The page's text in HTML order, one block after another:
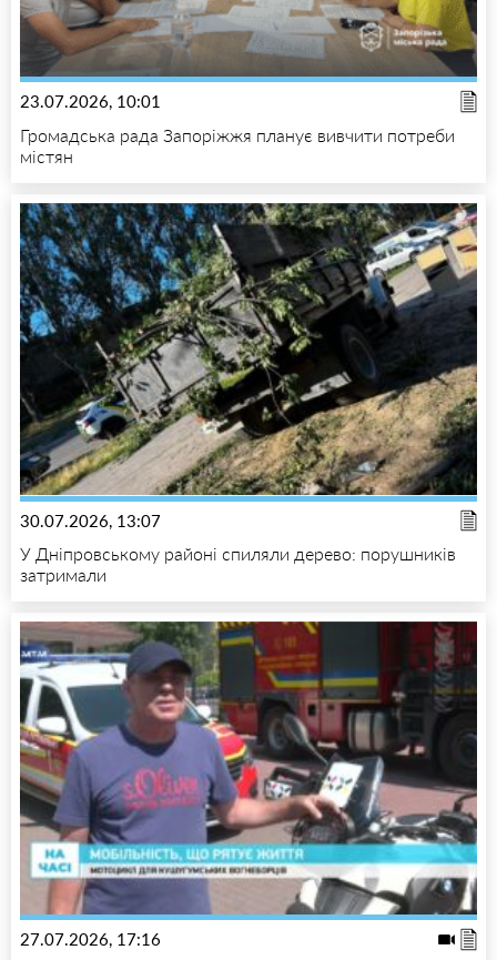
23.07.2026, 10:01
Громадська рада Запоріжжя планує вивчити потреби
містян
30.07.2026, 13:07
У Дніпровському районі спиляли дерево: порушників
затримали
27.07.2026, 17:16